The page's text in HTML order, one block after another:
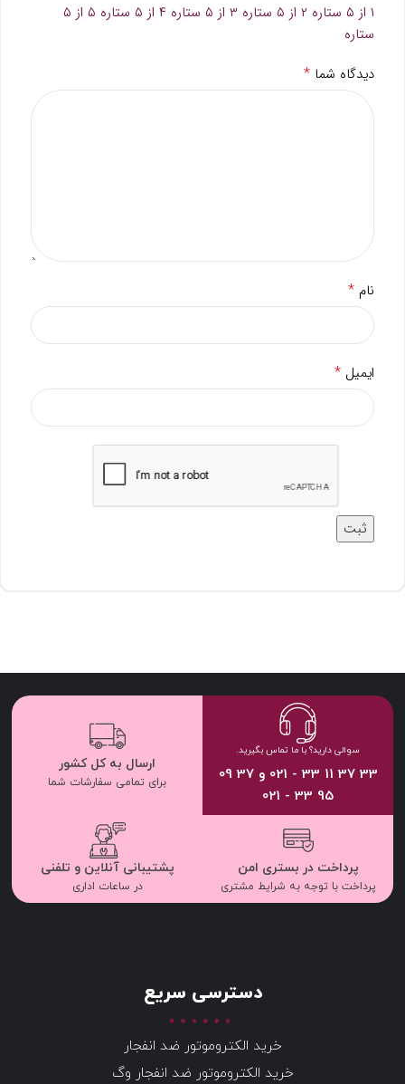
۱ از ۵ ستاره
۲ از ۵ ستاره ۳ از ۵ ستاره ۴ از ۵ ستاره
۵ از ۵
ستاره
دیدگاه شما *
نام *
ایمیل *
سوالی دارید؟ با ما تماس بگیرید.
33 37 11 33 - 021 و 37 09
95 33 - 021
ارسال به کل کشور
برای تمامی سفارشات شما
پرداخت در بستری امن
پرداخت با توجه به شرایط مشتری
پشتیبانی آنلاین و تلفنی
در ساعات اداری
دسترسی سریع
خرید الکتروموتور ضد انفجار
خرید الکتروموتور ضد انفجار وگ